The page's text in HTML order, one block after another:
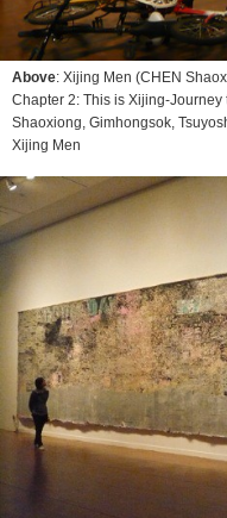
Above: Xijing Men (CHEN
Chapter 2: This is Xijing-Journey
Shaoxiong, Gimhongsok,
Xijing Men